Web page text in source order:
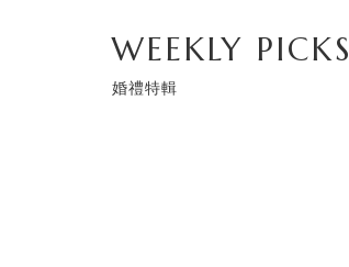
WEEKLY PICKS
婚禮特輯